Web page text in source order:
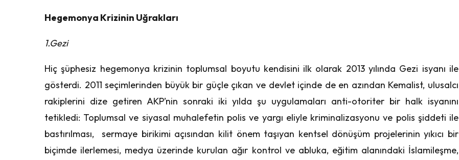
Hegemonya Krizinin Uğrakları
1.Gezi
Hiç şüphesiz hegemonya krizinin toplumsal boyutu kendisini ilk olarak 2013 yılında Gezi isyanı ile
gösterdi. 2011 seçimlerinden büyük bir güçle çıkan ve devlet içinde de en azından Kemalist, ulusalcı
rakiplerini dize getiren AKP’nin sonraki iki yılda şu uygulamaları anti-otoriter bir halk isyanını
tetikledi: Toplumsal ve siyasal muhalefetin polis ve yargı eliyle kriminalizasyonu ve polis şiddeti ile
bastırılması, sermaye birikimi açısından kilit önem taşıyan kentsel dönüşüm projelerinin yıkıcı bir
biçimde ilerlemesi, medya üzerinde kurulan ağır kontrol ve abluka, eğitim alanındaki İslamileşme,